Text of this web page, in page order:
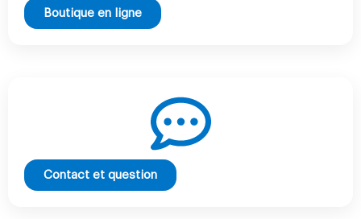
Boutique en ligne
Contact et question